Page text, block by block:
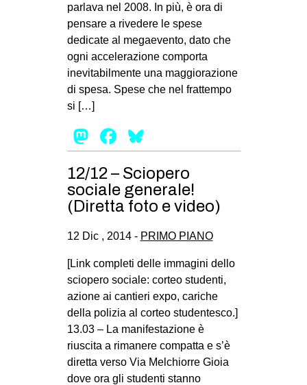
parlava nel 2008. In più, è ora di
pensare a rivedere le spese
dedicate al megaevento, dato che
ogni accelerazione comporta
inevitabilmente una maggiorazione
di spesa. Spese che nel frattempo
si […]
Mastodon
Facebook
12/12 – Sciopero
sociale generale!
(Diretta foto e video)
12 Dic , 2014 - PRIMO PIANO
[Link completi delle immagini dello
sciopero sociale: corteo studenti,
azione ai cantieri expo, cariche
della polizia al corteo studentesco.]
13.03 – La manifestazione è
riuscita a rimanere compatta e s’è
diretta verso Via Melchiorre Gioia
dove ora gli studenti stanno